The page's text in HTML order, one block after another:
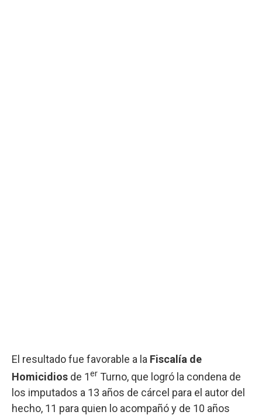
El resultado fue favorable a la Fiscalía de
Homicidios de 1er Turno, que logró la condena de
los imputados a 13 años de cárcel para el autor del
hecho, 11 para quien lo acompañó y de 10 años